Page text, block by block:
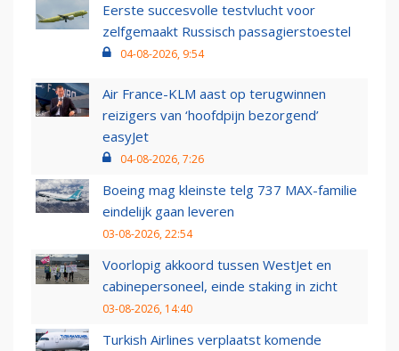
Eerste succesvolle testvlucht voor
zelfgemaakt Russisch passagierstoestel
04-08-2026, 9:54
Air France-KLM aast op terugwinnen
reizigers van ‘hoofdpijn bezorgend’
easyJet
04-08-2026, 7:26
Boeing mag kleinste telg 737 MAX-familie
eindelijk gaan leveren
03-08-2026, 22:54
Voorlopig akkoord tussen WestJet en
cabinepersoneel, einde staking in zicht
03-08-2026, 14:40
Turkish Airlines verplaatst komende